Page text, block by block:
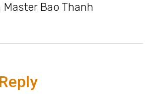
Master Bao Thanh